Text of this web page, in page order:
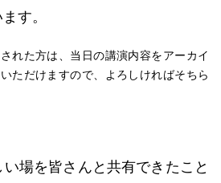
す。
れた方は、当日の講演内容をアーカイ
ただけますので、よろしければそちら
場を皆さんと共有できたこと